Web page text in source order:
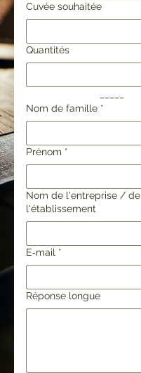
Cuvée souhaitée
Quantités
Nom de famille *
Prénom *
Nom de l'entreprise / de
l'établissement
E‑mail *
Réponse longue